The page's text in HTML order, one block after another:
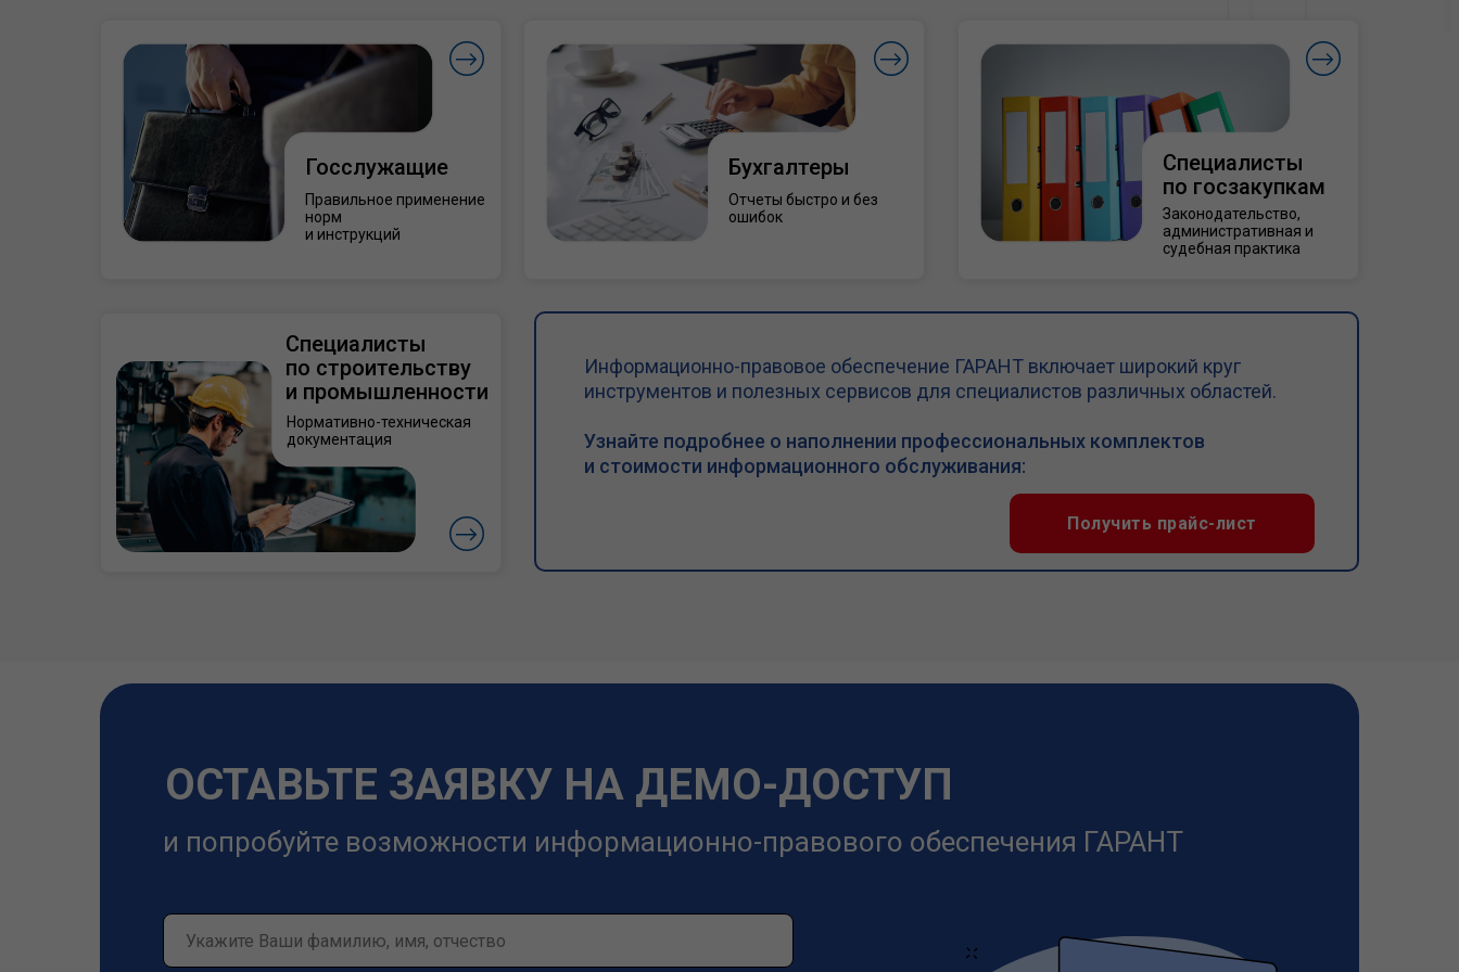
Госслужащие
Правильное применение
норм
и инструкций
Бухгалтеры
Отчеты быстро и без
ошибок
Специалисты
по госзакупкам
Законодательство,
административная и
судебная практика
Получить прайс-лист
Специалисты
по строительству
и промышленности
Нормативно-техническая
документация
Информационно-правовое обеспечение ГАРАНТ включает широкий круг
инструментов и полезных сервисов для специалистов различных областей.
Узнайте подробнее о наполнении профессиональных комплектов
и стоимости информационного обслуживания:
и попробуйте возможности информационно-правового обеспечения ГАРАНТ
ОСТАВЬТЕ ЗАЯВКУ НА ДЕМО-ДОСТУП